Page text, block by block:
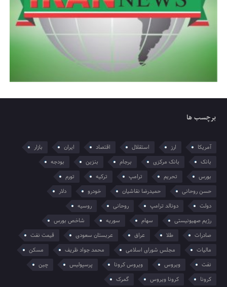
برچسب ها
آمریکا ارز استقلال اقتصاد ایران
بازار
بانک
بانک مرکزی برجام بنزین
بودجه
بورس
تحریم ترامپ ترکیه
تورم
حسن روحانی
حمیدرضا نقاشیان خودرو
دلار
دولت
دونالد ترامپ روحانی
روسیه
رژیم صهیونیستی
سهام سوریه
شاخص بورس
صادرات
طلا عراق عربستان سعودی
قیمت نفت
مالیات
مجلس شورای اسلامی محمد جواد ظریف
مسکن
نفت
ویروس ویروس کرونا پرسپولیس
چین
کرونا
کرونا ویروس گمرک